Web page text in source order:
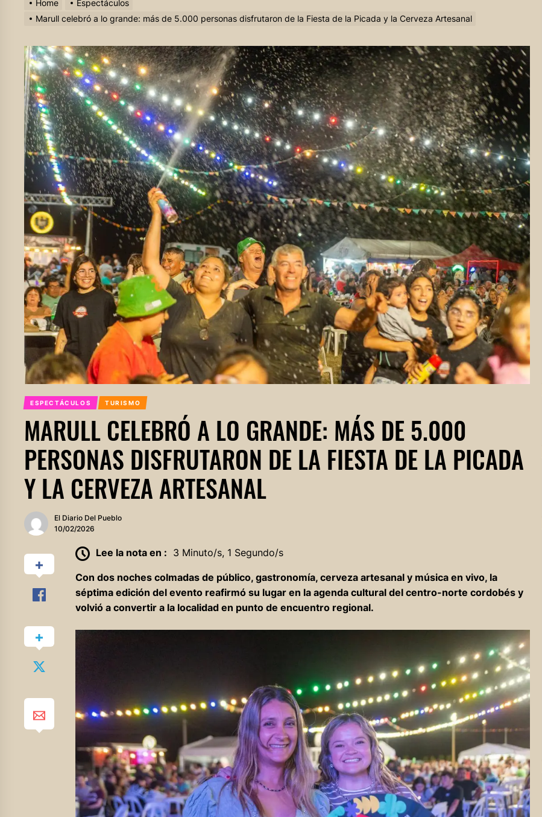
Home
Espectáculos
Marull celebró a lo grande: más de 5.000 personas disfrutaron de la Fiesta de la Picada y la Cerveza Artesanal
ESPECTÁCULOS TURISMO
MARULL CELEBRÓ A LO GRANDE: MÁS DE 5.000
PERSONAS DISFRUTARON DE LA FIESTA DE LA PICADA
Y LA CERVEZA ARTESANAL
El Diario Del Pueblo
10/02/2026
Lee la nota en : 3 Minuto/s, 1 Segundo/s
Con dos noches colmadas de público, gastronomía, cerveza artesanal y música en vivo, la
séptima edición del evento reafirmó su lugar en la agenda cultural del centro-norte cordobés y
volvió a convertir a la localidad en punto de encuentro regional.